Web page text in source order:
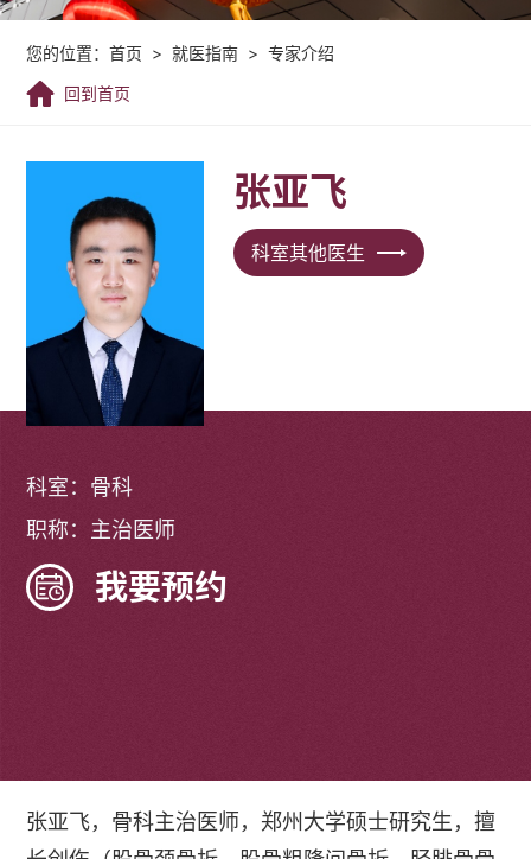
您的位置：首页 > 就医指南 > 专家介绍
回到首页
张亚飞
科室其他医生
科室：骨科
职称：主治医师
我要预约
张亚飞，骨科主治医师，郑州大学硕士研究生，擅